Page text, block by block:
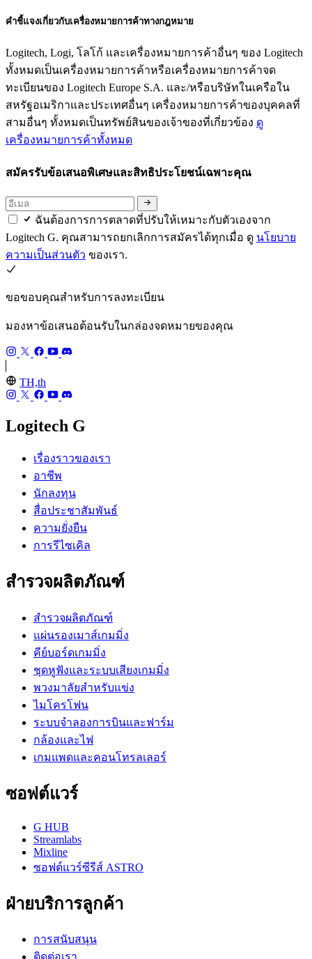
คำชี้แจงเกี่ยวกับเครื่องหมายการค้าทางกฎหมาย
Logitech, Logi, โลโก้ และเครื่องหมายการค้าอื่นๆ ของ Logitech
ทั้งหมดเป็นเครื่องหมายการค้าหรือเครื่องหมายการค้าจด
ทะเบียนของ Logitech Europe S.A. และ/หรือบริษัทในเครือใน
สหรัฐอเมริกาและประเทศอื่นๆ เครื่องหมายการค้าของบุคคลที่
สามอื่นๆ ทั้งหมดเป็นทรัพย์สินของเจ้าของที่เกี่ยวข้อง ดู
เครื่องหมายการค้าทั้งหมด
สมัครรับข้อเสนอพิเศษและสิทธิประโยชน์เฉพาะคุณ
ฉันต้องการการตลาดที่ปรับให้เหมาะกับตัวเองจาก
Logitech G. คุณสามารถยกเลิกการสมัครได้ทุกเมื่อ ดู นโยบาย
ความเป็นส่วนตัว ของเรา.
ขอขอบคุณสำหรับการลงทะเบียน
มองหาข้อเสนอต้อนรับในกล่องจดหมายของคุณ
TH,th
Logitech G
เรื่องราวของเรา
อาชีพ
นักลงทุน
สื่อประชาสัมพันธ์
ความยั่งยืน
การรีไซเคิล
สำรวจผลิตภัณฑ์
สำรวจผลิตภัณฑ์
แผ่นรองเมาส์เกมมิ่ง
คีย์บอร์ดเกมมิ่ง
ชุดหูฟังและระบบเสียงเกมมิ่ง
พวงมาลัยสำหรับแข่ง
ไมโครโฟน
ระบบจำลองการบินและฟาร์ม
กล้องและไฟ
เกมแพดและคอนโทรลเลอร์
ซอฟต์แวร์
G HUB
Streamlabs
Mixline
ซอฟต์แวร์ซีรีส์ ASTRO
ฝ่ายบริการลูกค้า
การสนับสนุน